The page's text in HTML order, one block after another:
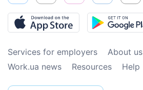
Services for employers About us
Work.ua news
Resources Help